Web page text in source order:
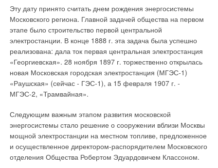
Эту дату принято считать днем рождения энергосистемы
Московского региона. Главной задачей общества на первом
этапе было строительство первой центральной
электростанции. В конце 1888 г. эта задача была успешно
реализована: дала ток первая центральная электростанция
«Георгиевская». 28 ноября 1897 г. торжественно открылась
новая Московская городская электростанция (МГЭС-1)
«Раушская» (сейчас - ГЭС-1), а 15 февраля 1907 г. -
МГЭС-2, «Трамвайная».
Следующим важным этапом развития московской
энергосистемы стало решение о сооружении вблизи Москвы
мощной электростанции на местном топливе, предложенное
и осуществленное директором-распорядителем Московского
отделения Общества Робертом Эдуардовичем Классоном.
Таблицы 1 и 2
Создание комфортных условий
Современная жизнь заставляет человека значительную часть
суток проводить в помещении, будь то квартира, офис,
производственные цеха и т.п. В среднем городские жители
более 90% времени находятся внутри зданий, испытывая
комфортных условий является залогом здоровья. Если
обогрев, вентиляция, освещение и водоснабжение в
большинстве случаев обеспечиваются в той или иной
степени, то проблема поддержания необходимого уровня
влажности в помещениях зачастую решается по остаточному
Второе.
При потребительских свойствах газа цены на
пропан-бутан имеют привязку в большей степени к ценам
рынка моторного топлива (нефтепродуктов) и даже
относительно этих цен весьма стабильны. Это объясняется
тем, что пропан-бутан - нефтяной газ, получаемый из
попутного нефтяного газа или при переработке нефти, то
есть фактически для большинства производителей - это
побочный продукт.
Третье.
Единовременные затраты на строительство
топливного хозяйства сопоставимы у котельных на
дизельном топливе и пропан-бутане.
Четвертое. При относительно скромных объемах
производства пропан-бутана в стране - 5,2 млн тонн в год -